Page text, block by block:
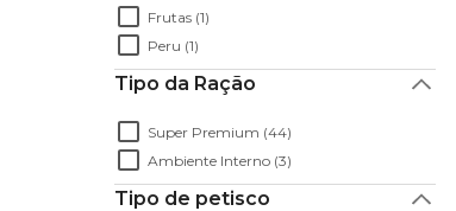
Frutas (1)
Peru (1)
Tipo da Ração
Super Premium (44)
Ambiente Interno (3)
Tipo de petisco